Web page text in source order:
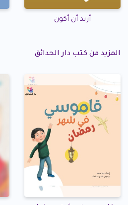
أريد أن أكون
المزيد من كتب دار الحدائق